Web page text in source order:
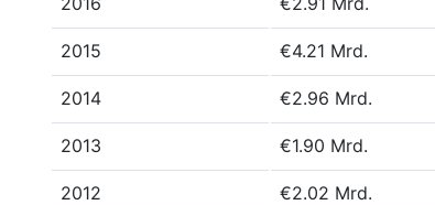
2015 €4.21 Mrd.
2014 €2.96 Mrd.
2013 €1.90 Mrd.
2012 €2.02 Mrd.